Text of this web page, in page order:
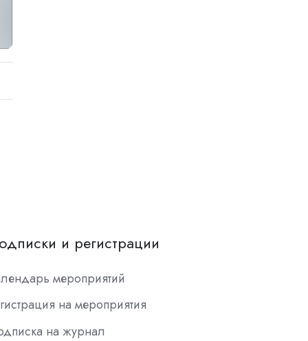
и регистрации
мероприятий
на мероприятия
на журнал